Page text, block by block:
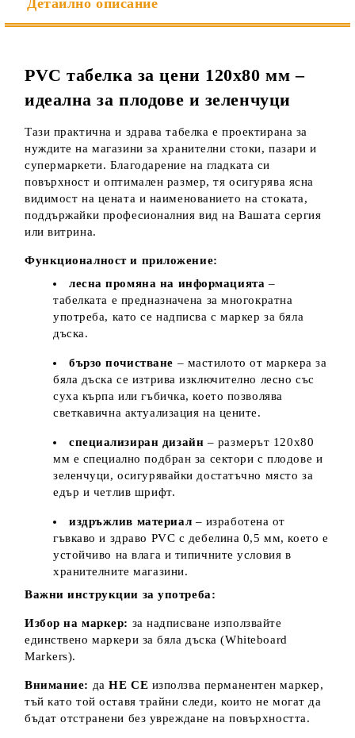
Детайлно описание
PVC табелка за цени 120х80 мм –
идеална за плодове и зеленчуци
Тази практична и здрава табелка е проектирана за
нуждите на магазини за хранителни стоки, пазари и
супермаркети. Благодарение на гладката си
повърхност и оптимален размер, тя осигурява ясна
видимост на цената и наименованието на стоката,
поддържайки професионалния вид на Вашата сергия
или витрина.
Функционалност и приложение:
лесна промяна на информацията –
табелката е предназначена за многократна
употреба, като се надписва с маркер за бяла
дъска.
бързо почистване – мастилото от маркера за
бяла дъска се изтрива изключително лесно със
суха кърпа или гъбичка, което позволява
светкавична актуализация на цените.
специализиран дизайн – размерът 120х80
мм е специално подбран за сектори с плодове и
зеленчуци, осигурявайки достатъчно място за
едър и четлив шрифт.
издръжлив материал – изработена от
гъвкаво и здраво PVC с дебелина 0,5 мм, което е
устойчиво на влага и типичните условия в
хранителните магазини.
Важни инструкции за употреба:
Избор на маркер: за надписване използвайте
единствено маркери за бяла дъска (Whiteboard
Markers).
Внимание: даНЕ СЕ използва перманентен маркер,
тъй като той оставя трайни следи, които не могат да
бъдат отстранени без увреждане на повърхността.